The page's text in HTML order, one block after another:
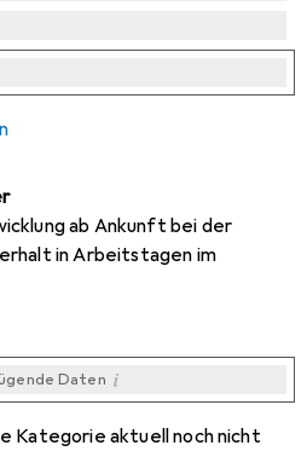
ab Ankunft bei der
in Arbeitstagen im
Daten i
Kategorie aktuell noch nicht